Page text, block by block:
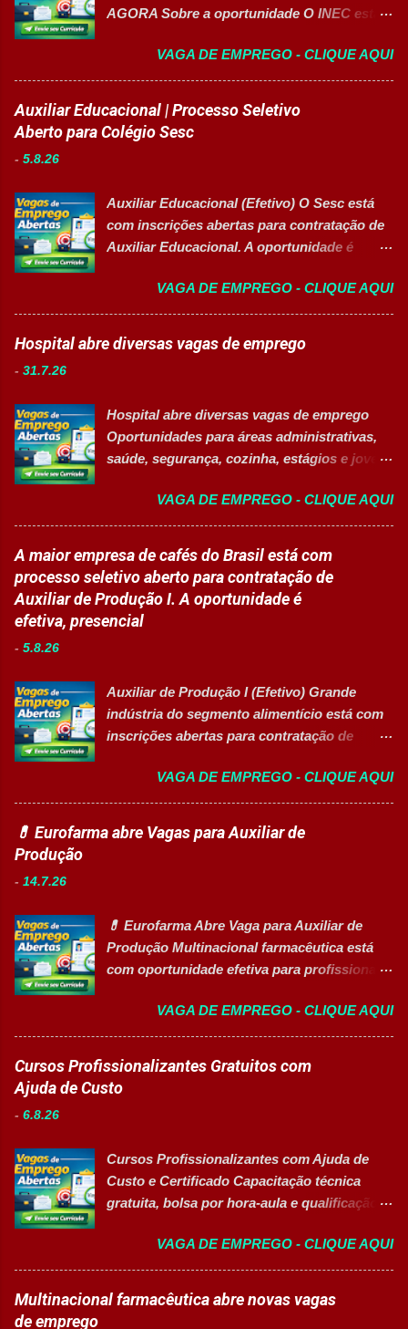
AGORA Sobre a oportunidade O INEC está
Talentos da função de Assistente de
Desenvolvimento Humano . O profissional
dará suporte às atividades de Recursos
Humanos, recrutamento e seleção,
administração de pessoal e atendimento aos
que desejam desenvolver carreira na área de
Gestão de Pessoas. Salário R$ 2.236,38
Principais atividades Apoiar os processos de
atendimento aos colaboradores. Dar suporte
às rotinas de Departamento Pessoal.
Acompanhar e controlar benefícios.
de RH. Executar demais atividades
administrativas da área. Requisitos 18 anos
completos. Ensino médio completo ...
VAGA DE EMPREGO - CLIQUE AQUI
Auxiliar Educacional | Processo Seletivo
Aberto para Colégio Sesc
- 5.8.26
Auxiliar Educacional (Efetivo) O Sesc está
com inscrições abertas para contratação de
Auxiliar Educacional. A oportunidade é
nas áreas da educação que desejam atuar
em ambiente escolar, apoiando professores
e estudantes. 👉 CANDIDATAR-SE AGORA
Resumo da vaga Cargo: Auxiliar
trabalho: Presencial Inscrições até: 11 de
agosto de 2026 Vaga inclusiva para Pessoas
com Deficiência (PcD). Principais atividades
pedagógicas. Auxiliar estudantes em
projetos educacionais. Dar suporte em
atividades recreativas e lúdicas.
Disponibilizar materiais utilizados nas
atividades. Monitorar estudantes durante
aulas e recreios. Contribuir para um
pela liderança. Apoiar diversas ações
educacionais desenvolv...
VAGA DE EMPREGO - CLIQUE AQUI
Hospital abre diversas vagas de emprego
- 31.7.26
Hospital abre diversas vagas de emprego
Oportunidades para áreas administrativas,
saúde, segurança, cozinha, estágios e jovem
as oportunidades disponíveis Um dos
maiores hospitais da região está com novas
vagas abertas para contratação em
diferentes setores. As oportunidades
contemplam profissionais de diversos níveis
de escolaridade, além de vagas para estágio,
ambiente hospitalar estruturado, com
atuação em áreas administrativas,
assistenciais, operacionais e de apoio. Vagas
Enfermagem Enfermeiro Vigia (Modalidade
Intermitente) Assistente Administrativo I
(Exclusiva PcD) Auxiliar de Faturamento
VAGA DE EMPREGO - CLIQUE AQUI
A maior empresa de cafés do Brasil está com
processo seletivo aberto para contratação de
Auxiliar de Produção I. A oportunidade é
efetiva, presencial
- 5.8.26
Auxiliar de Produção I (Efetivo) Grande
indústria do segmento alimentício está com
inscrições abertas para contratação de
AGORA Resumo da vaga Cargo: Auxiliar de
Produção I Empresa: Grupo 3Corações Tipo
de contratação: Efetivo (CLT) Modelo de
trabalho: Presencial Inscrições até: 10 de
abastecer materiais para as linhas de
produção. Separar produtos e insumos
utilizados na fabricação. Realizar paletização
o ambiente de trabalho limpo. Auxiliar
operadores nas atividades produtivas.
Comunicar anormalidades nos
equipamentos à manutenção. Cumprir
produtiva. Requisitos Ensino Médio
completo. Disponibilidade para trab...
VAGA DE EMPREGO - CLIQUE AQUI
💊 Eurofarma abre Vagas para Auxiliar de
Produção
- 14.7.26
💊 Eurofarma Abre Vaga para Auxiliar de
Produção Multinacional farmacêutica está
com oportunidade efetiva para profissionais
Deficiência (PcD). 🏢 Sobre a Eurofarma
Com mais de 50 anos de história , a
Eurofarma é uma multinacional brasileira
presente em 22 países , reconhecida pela
melhores empresas para trabalhar,
oferecendo oportunidades de crescimento,
desenvolvimento profissional e um ambiente
CANDIDATAR-SE AGORA 📋 Principais
Atividades ✅ Auxiliar nas atividades de
embalagem, envase, manipulação e
VAGA DE EMPREGO - CLIQUE AQUI
Cursos Profissionalizantes Gratuitos com
Ajuda de Custo
- 6.8.26
Cursos Profissionalizantes com Ajuda de
Custo e Certificado Capacitação técnica
gratuita, bolsa por hora-aula e qualificação
MINHA VAGA Sobre o Programa de
Qualificação Estão abertas as inscrições
para programas de formação
profissionalizante voltados para o
VAGA DE EMPREGO - CLIQUE AQUI
Multinacional farmacêutica abre novas vagas
de emprego